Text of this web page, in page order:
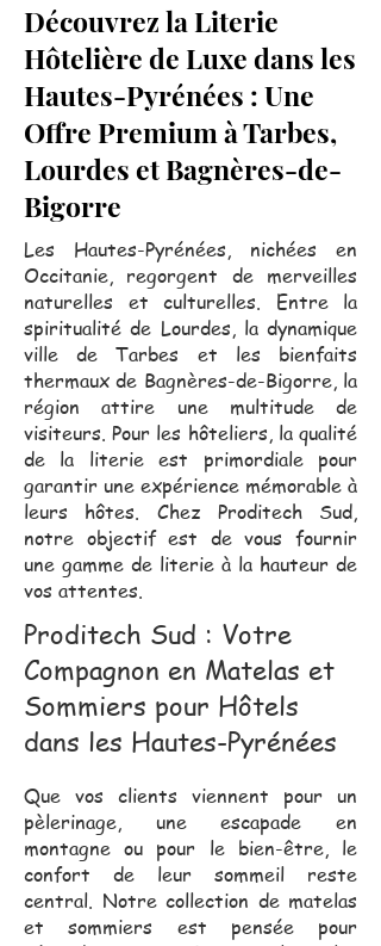
Découvrez la Literie
Hôtelière de Luxe dans les
Hautes-Pyrénées : Une
Offre Premium à Tarbes,
Lourdes et Bagnères-de-
Bigorre
Les Hautes-Pyrénées, nichées en
Occitanie, regorgent de merveilles
naturelles et culturelles. Entre la
spiritualité de Lourdes, la dynamique
ville de Tarbes et les bienfaits
thermaux de Bagnères-de-Bigorre, la
région attire une multitude de
visiteurs. Pour les hôteliers, la qualité
de la literie est primordiale pour
garantir une expérience mémorable à
leurs hôtes. Chez Proditech Sud,
notre objectif est de vous fournir
une gamme de literie à la hauteur de
vos attentes.
Proditech Sud : Votre
Compagnon en Matelas et
Sommiers pour Hôtels
dans les Hautes-Pyrénées
Que vos clients viennent pour un
pèlerinage, une escapade en
montagne ou pour le bien-être, le
confort de leur sommeil reste
central. Notre collection de matelas
et sommiers est pensée pour